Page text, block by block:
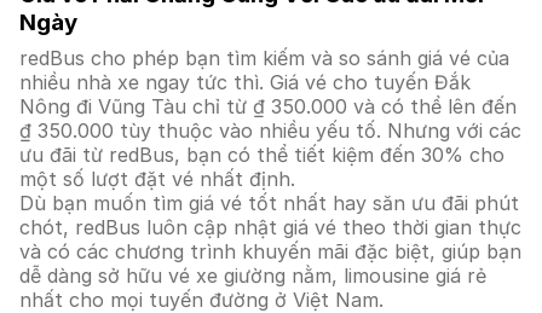
Ngày
redBus cho phép bạn tìm kiếm và so sánh giá vé của
nhiều nhà xe ngay tức thì. Giá vé cho tuyến Đắk
Nông đi Vũng Tàu chỉ từ ₫ 350.000 và có thể lên đến
₫ 350.000 tùy thuộc vào nhiều yếu tố. Nhưng với các
ưu đãi từ redBus, bạn có thể tiết kiệm đến 30% cho
một số lượt đặt vé nhất định.
Dù bạn muốn tìm giá vé tốt nhất hay săn ưu đãi phút
chót, redBus luôn cập nhật giá vé theo thời gian thực
và có các chương trình khuyến mãi đặc biệt, giúp bạn
dễ dàng sở hữu vé xe giường nằm, limousine giá rẻ
nhất cho mọi tuyến đường ở Việt Nam.